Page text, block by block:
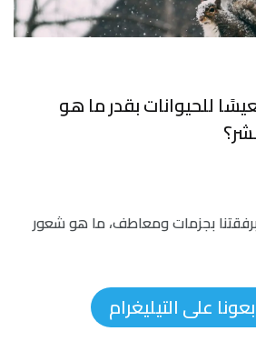
للحيوانات بقدر ما هو
بجزمات ومعاطف، ما هو شعور
على التيليغرام